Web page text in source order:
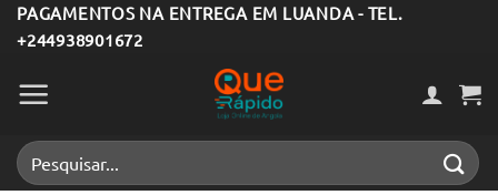
Skip
to
content
PAGAMENTOS NA ENTREGA EM LUANDA - TEL.
+244938901672
Pesquisar
por: